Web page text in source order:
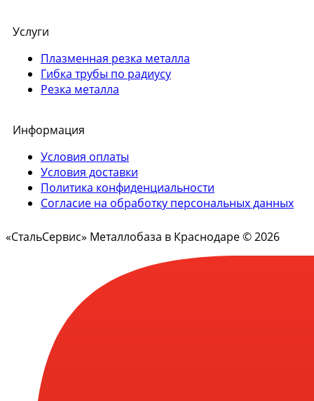
Услуги
Плазменная резка металла
Гибка трубы по радиусу
Резка металла
Информация
Условия оплаты
Условия доставки
Политика конфиденциальности
Согласие на обработку персональных данных
«СтальСервис» Металлобаза в Краснодаре © 2026